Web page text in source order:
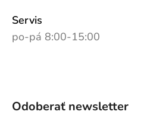
Servis
po-pá 8:00-15:00
Odoberať newsletter